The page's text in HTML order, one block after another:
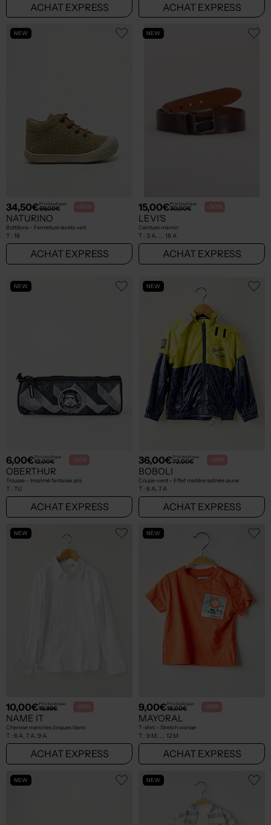
ACHAT EXPRESS ACHAT EXPRESS
NEW
34,50€Prix boutique :
69,00€ -50%
NATURINO
Bottillons - Fermeture lacets vert
T : 18
ACHAT EXPRESS
NEW
15,00€Prix boutique :
30,00€ -50%
LEVI'S
Ceinture marron
T : 3 A, ... 18 A
ACHAT EXPRESS
NEW
6,00€Prix boutique :
12,00€ -50%
OBERTHUR
Trousse - Imprimé fantaisie gris
T : TU
ACHAT EXPRESS
NEW
36,00€Prix boutique :
72,00€ -50%
BOBOLI
Coupe-vent - Effet matière satinée jaune
T : 6 A, 7 A
ACHAT EXPRESS
NEW
10,00€Prix boutique :
19,99€ -50%
NAME IT
Chemise manches longues blanc
T : 6 A, 7 A, 9 A
ACHAT EXPRESS
NEW
9,00€Prix boutique :
18,00€ -50%
MAYORAL
T-shirt - Stretch orange
T : 9 M, ... 12 M
ACHAT EXPRESS
NEW NEW